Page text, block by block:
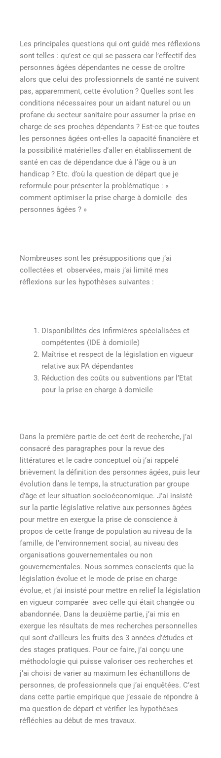
Les principales questions qui ont guidé mes réflexions
sont telles : qu’est ce qui se passera car l’effectif des
personnes âgées dépendantes ne cesse de croître
alors que celui des professionnels de santé ne suivent
pas, apparemment, cette évolution ? Quelles sont les
conditions nécessaires pour un aidant naturel ou un
profane du secteur sanitaire pour assumer la prise en
charge de ses proches dépendants ? Est-ce que toutes
les personnes âgées ont-elles la capacité financière et
la possibilité matérielles d’aller en établissement de
santé en cas de dépendance due à l’âge ou à un
handicap ? Etc. d’où la question de départ que je
reformule pour présenter la problématique : «
comment optimiser la prise charge à domicile des
personnes âgées ? »
Nombreuses sont les présuppositions que j’ai
collectées et observées, mais j’ai limité mes
réflexions sur les hypothèses suivantes :
Disponibilités des infirmières spécialisées et
compétentes (IDE à domicile)
Maîtrise et respect de la législation en vigueur
relative aux PA dépendantes
Réduction des coûts ou subventions par l’Etat
pour la prise en charge à domicile
Dans la première partie de cet écrit de recherche, j’ai
consacré des paragraphes pour la revue des
littératures et le cadre conceptuel où j’ai rappelé
brièvement la définition des personnes âgées, puis leur
évolution dans le temps, la structuration par groupe
d’âge et leur situation socioéconomique. J’ai insisté
sur la partie législative relative aux personnes âgées
pour mettre en exergue la prise de conscience à
propos de cette frange de population au niveau de la
famille, de l’environnement social, au niveau des
organisations gouvernementales ou non
gouvernementales. Nous sommes conscients que la
législation évolue et le mode de prise en charge
évolue, et j’ai insisté pour mettre en relief la législation
en vigueur comparée avec celle qui était changée ou
abandonnée. Dans la deuxième partie, j’ai mis en
exergue les résultats de mes recherches personnelles
qui sont d’ailleurs les fruits des 3 années d’études et
des stages pratiques. Pour ce faire, j’ai conçu une
méthodologie qui puisse valoriser ces recherches et
j’ai choisi de varier au maximum les échantillons de
personnes, de professionnels que j’ai enquêtées. C’est
dans cette partie empirique que j’essaie de répondre à
ma question de départ et vérifier les hypothèses
réfléchies au début de mes travaux.